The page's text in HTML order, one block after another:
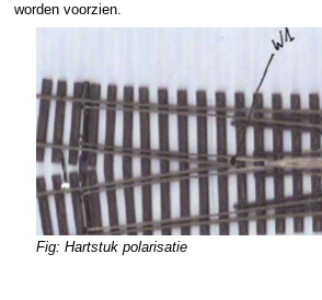
worden voorzien.
Fig: Hartstuk polarisatie